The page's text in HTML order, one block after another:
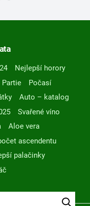
Nejlepší horory
Partie
Počasí
Auto – katalog
Svařené víno
Aloe vera
ascendentu
palačinky